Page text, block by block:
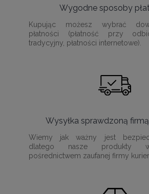
Wygodne sposoby
Kupując możesz wybrać
płatności (płatność przy
tradycyjny, płatności internetowe).
Wysyłka sprawdzoną
Wiemy jak ważny jest
dlatego nasze produkty
pośrednictwem zaufanej firmy